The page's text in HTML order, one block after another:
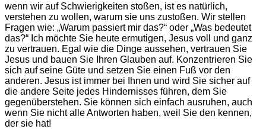
wenn wir auf Schwierigkeiten stoßen, ist es natürlich,
verstehen zu wollen, warum sie uns zustoßen. Wir stellen
Fragen wie: „Warum passiert mir das?“ oder „Was bedeutet
das?“ Ich möchte Sie heute ermutigen, Jesus voll und ganz
zu vertrauen. Egal wie die Dinge aussehen, vertrauen Sie
Jesus und bauen Sie Ihren Glauben auf. Konzentrieren Sie
sich auf seine Güte und setzen Sie einen Fuß vor den
anderen. Jesus ist immer bei Ihnen und wird Sie sicher auf
die andere Seite jedes Hindernisses führen, dem Sie
gegenüberstehen. Sie können sich einfach ausruhen, auch
wenn Sie nicht alle Antworten haben, weil Sie den kennen,
der sie hat!